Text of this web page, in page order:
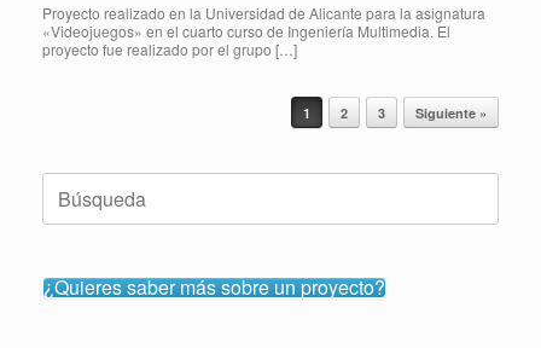
Proyecto realizado en la Universidad de Alicante para la asignatura
«Videojuegos» en el cuarto curso de Ingeniería Multimedia. El
proyecto fue realizado por el grupo […]
1 2 3 Siguiente »
Buscar:
¿Quieres saber más sobre un proyecto?